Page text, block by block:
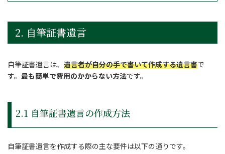
2. 自筆証書遺言
自筆証書遺言は、 遺言者が自分の手で書いて作成する遺言書で
す。 最も簡単で費用のかからない方法です。
2.1 自筆証書遺言の作成方法
自筆証書遺言を作成する際の主な要件は以下の通りです。